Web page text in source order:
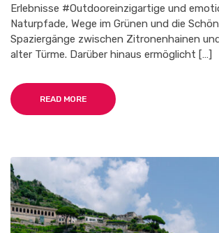
Erlebnisse #Outdooreinzigartige und
Naturpfade, Wege im Grünen und die
Spaziergänge zwischen Zitronenhainen
alter Türme. Darüber hinaus ermöglicht […]
READ MORE